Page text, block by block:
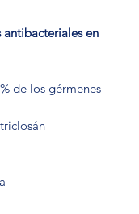
antibacteriales en
de los gérmenes